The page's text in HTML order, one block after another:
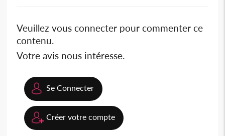
Veuillez vous connecter pour commenter ce
contenu.
Votre avis nous intéresse.
Se Connecter
Créer votre compte